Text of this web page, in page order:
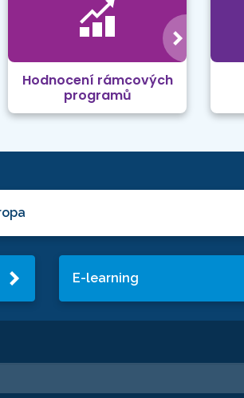
Hodnocení rámcových
programů
E-learning